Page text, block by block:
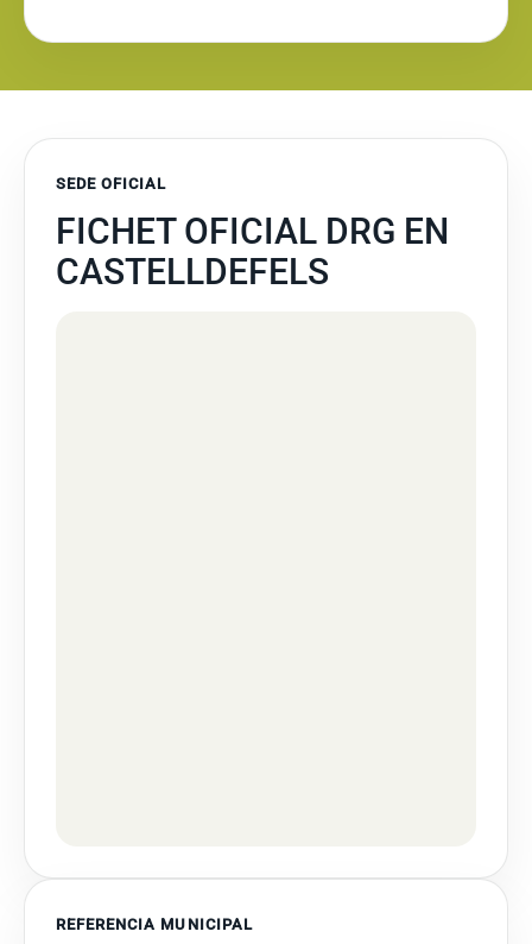
SEDE OFICIAL
FICHET OFICIAL DRG EN
CASTELLDEFELS
REFERENCIA MUNICIPAL